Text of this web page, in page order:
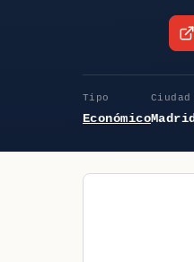
Tipo
Económico
Ciudad